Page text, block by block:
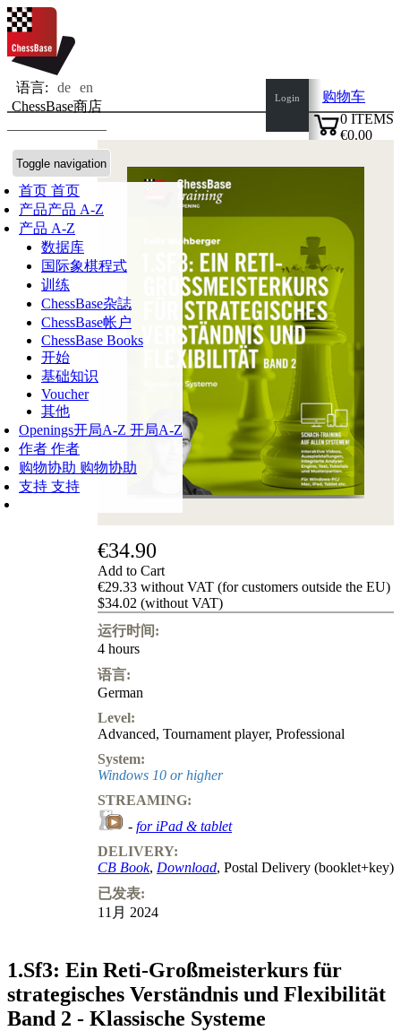
语言: de en
ChessBase商店
Toggle navigation
首页 首页
产品产品 A-Z
产品 A-Z
数据库
国际象棋程式
训练
ChessBase杂誌
ChessBase帐户
ChessBase Books
开始
基础知识
Voucher
其他
Openings开局A-Z 开局A-Z
作者 作者
购物协助 购物协助
支持 支持
Login
购物车
0 ITEMS
€0.00
€34.90
Add to Cart
€29.33 without VAT (for customers outside the EU)
$34.02 (without VAT)
运行时间:
4 hours
语言:
German
Level:
Advanced, Tournament player, Professional
System:
Windows 10 or higher
STREAMING:
- for iPad & tablet
DELIVERY:
CB Book, Download, Postal Delivery (booklet+key)
已发表:
11月 2024
1.Sf3: Ein Reti-Großmeisterkurs für
strategisches Verständnis und Flexibilität
Band 2 - Klassische Systeme